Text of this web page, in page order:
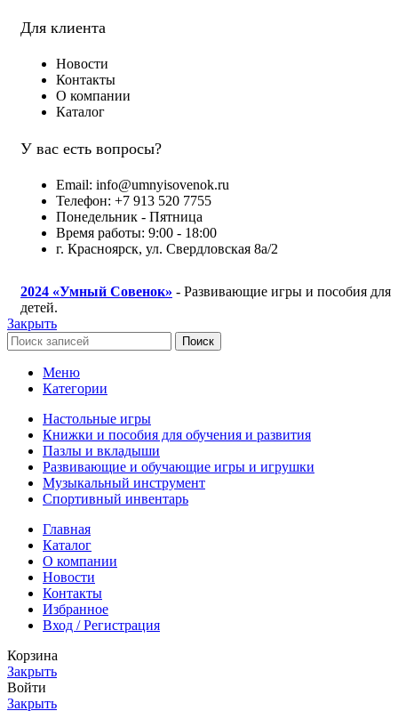
Для клиента
Новости
Контакты
О компании
Каталог
У вас есть вопросы?
Email: info@umnyisovenok.ru
Телефон: +7 913 520 7755
Понедельник - Пятница
Время работы: 9:00 - 18:00
г. Красноярск, ул. Свердловская 8а/2
2024 «Умный Совенок» - Развивающие игры и пособия для
детей.
Закрыть
Поиск
Меню
Категории
Настольные игры
Книжки и пособия для обучения и развития
Пазлы и вкладыши
Развивающие и обучающие игры и игрушки
Музыкальный инструмент
Спортивный инвентарь
Главная
Каталог
О компании
Новости
Контакты
Избранное
Вход / Регистрация
Корзина
Закрыть
Войти
Закрыть